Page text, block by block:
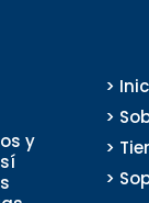
y
>
>
>
>